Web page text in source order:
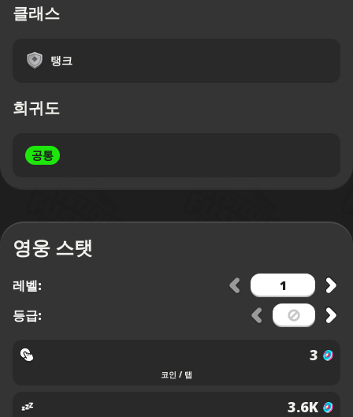
클래스
탱크
희귀도
공통
영웅 스탯
레벨:
등급:
3
코인 / 탭
3.6K